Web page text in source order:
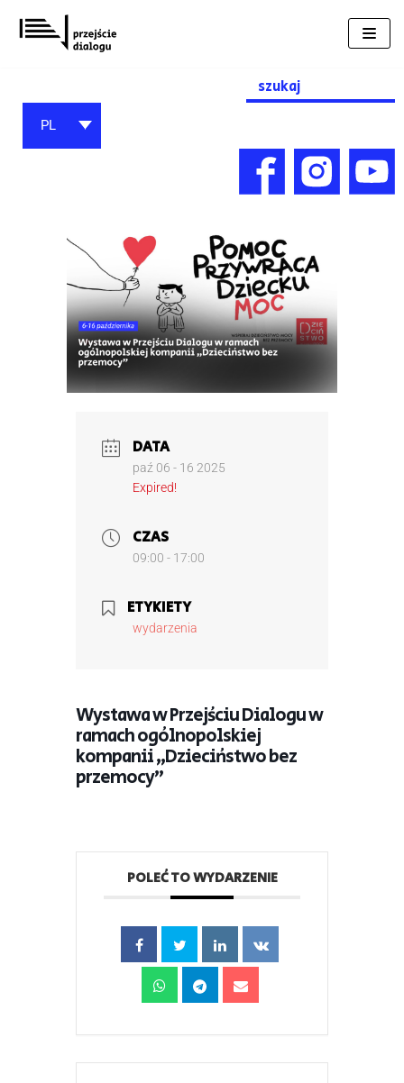
Przejdź
do
Search
for:
PL
DATA
paź 06 - 16 2025
Expired!
CZAS
09:00 - 17:00
ETYKIETY
wydarzenia
Wystawa w Przejściu Dialogu w
ramach ogólnopolskiej
kompanii „Dzieciństwo bez
przemocy”
POLEĆ TO WYDARZENIE